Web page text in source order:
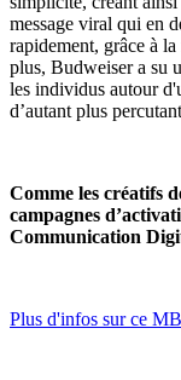
message viral qui en
rapidement, grâce à
plus, Budweiser a su
les individus autour
d’autant plus
Comme les créatifs
campagnes
Communication
Plus d'infos sur ce